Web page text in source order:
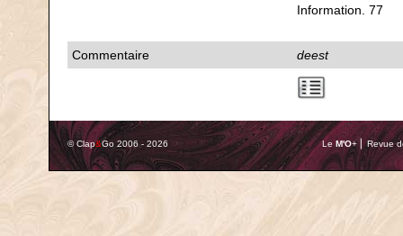
Information. 77
Commentaire deest
© Clap&Go 2006 - 2026 Le M'O+ ⎢ Revue